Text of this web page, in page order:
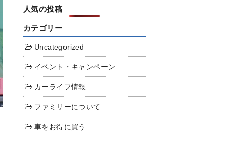
人気の投稿
カテゴリー
Uncategorized
イベント・キャンペーン
カーライフ情報
ファミリーについて
車をお得に買う